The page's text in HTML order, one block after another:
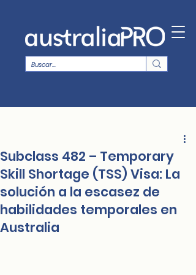
Subclass 482 – Temporary
Skill Shortage (TSS) Visa: La
solución a la escasez de
habilidades temporales en
Australia